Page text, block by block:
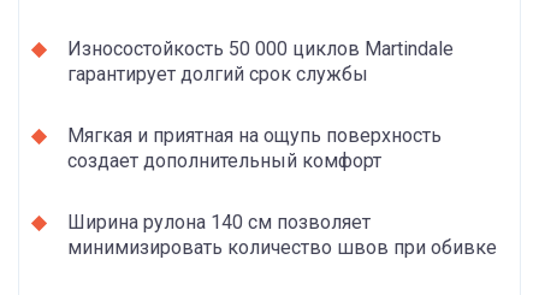
Износостойкость 50 000 циклов Martindale
гарантирует долгий срок службы
Мягкая и приятная на ощупь поверхность
создает дополнительный комфорт
Ширина рулона 140 см позволяет
минимизировать количество швов при обивке